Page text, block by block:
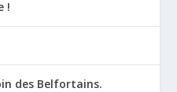
!
des Belfortains.